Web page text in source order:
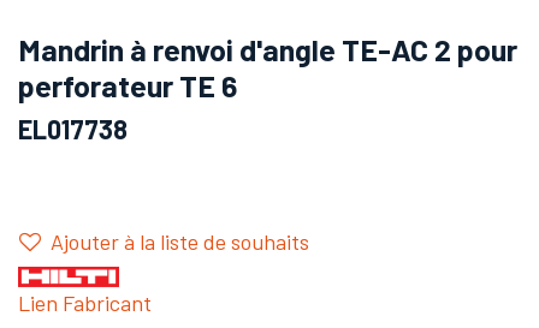
Mandrin à renvoi d'angle TE-AC 2 pour
perforateur TE 6
EL017738
Ajouter à la liste de souhaits
Lien Fabricant